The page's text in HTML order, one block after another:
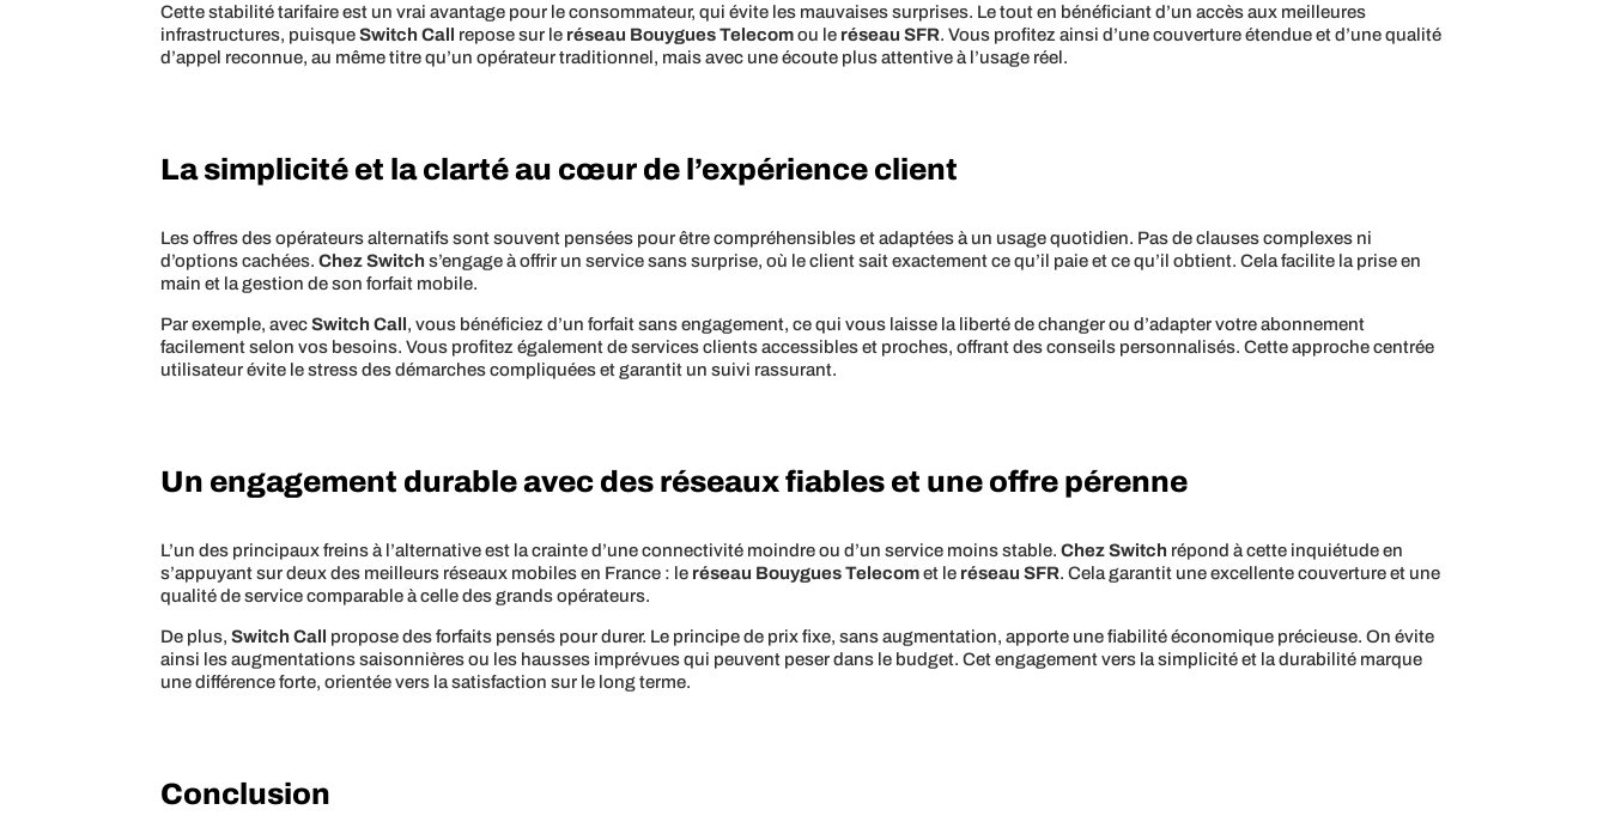
Cette stabilité tarifaire est un vrai avantage pour le consommateur, qui évite les mauvaises surprises. Le tout en bénéficiant d’un accès aux meilleures
infrastructures, puisqueSwitch Call repose sur le réseau Bouygues Telecomou le réseau SFR. Vous profitez ainsi d’une couverture étendue et d’une qualité
d’appel reconnue, au même titre qu’un opérateur traditionnel, mais avec une écoute plus attentive à l’usage réel.
La simplicité et la clarté au cœur de l’expérience client
Les offres des opérateurs alternatifs sont souvent pensées pour être compréhensibles et adaptées à un usage quotidien. Pas de clauses complexes ni
d’options cachées.Chez Switch s’engage à offrir un service sans surprise, où le client sait exactement ce qu’il paie et ce qu’il obtient. Cela facilite la prise en
main et la gestion de son forfait mobile.
Par exemple, avecSwitch Call, vous bénéficiez d’un forfait sans engagement, ce qui vous laisse la liberté de changer ou d’adapter votre abonnement
facilement selon vos besoins. Vous profitez également de services clients accessibles et proches, offrant des conseils personnalisés. Cette approche centrée
utilisateur évite le stress des démarches compliquées et garantit un suivi rassurant.
Un engagement durable avec des réseaux fiables et une offre pérenne
L’un des principaux freins à l’alternative est la crainte d’une connectivité moindre ou d’un service moins stable.Chez Switch répond à cette inquiétude en
s’appuyant sur deux des meilleurs réseaux mobiles en France : le réseau Bouygues Telecomet le réseau SFR. Cela garantit une excellente couverture et une
qualité de service comparable à celle des grands opérateurs.
De plus,Switch Call propose des forfaits pensés pour durer. Le principe de prix fixe, sans augmentation, apporte une fiabilité économique précieuse. On évite
ainsi les augmentations saisonnières ou les hausses imprévues qui peuvent peser dans le budget. Cet engagement vers la simplicité et la durabilité marque
une différence forte, orientée vers la satisfaction sur le long terme.
Conclusion